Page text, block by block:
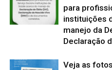
para
instituições
manejo da
Declaração
Veja as